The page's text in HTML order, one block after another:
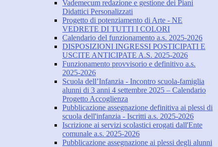
Vademecum redazione e gestione dei Piani
Didattici Personalizzati
Progetto di potenziamento di Arte - NE
VEDRETE DI TUTTI I COLORI
Calendario del funzionamento a.s. 2025-2026
DISPOSIZIONI INGRESSI POSTICIPATI E
USCITE ANTICIPATE A.S. 2025-2026
Funzionamento provvisorio e definitivo a.s.
2025-2026
Scuola dell’Infanzia - Incontro scuola-famiglia
alunni di 3 anni 4 settembre 2025 – Calendario
Progetto Accoglienza
Pubblicazione assegnazione definitiva ai plessi di
scuola dell'infanzia - Iscritti a.s. 2025-2026
Iscrizione ai servizi scolastici erogati dall'Ente
comunale a.s. 2025-2026
Pubblicazione assegnazione ai plessi degli alunni